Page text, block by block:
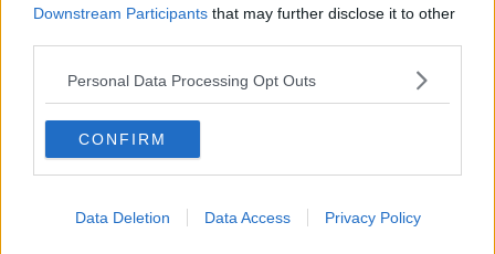
Downstream Participants that may further disclose it to other
Personal Data Processing Opt Outs
CONFIRM
Data Deletion Data Access Privacy Policy
Attraversamenti sicuri nella mappa dei nuovi
cantieri
Scompaiono le strisce pedonali appena fatte
Simula una rapina per nascondere un danno in
casa
I Friends of David, gli amici dell'Accademia